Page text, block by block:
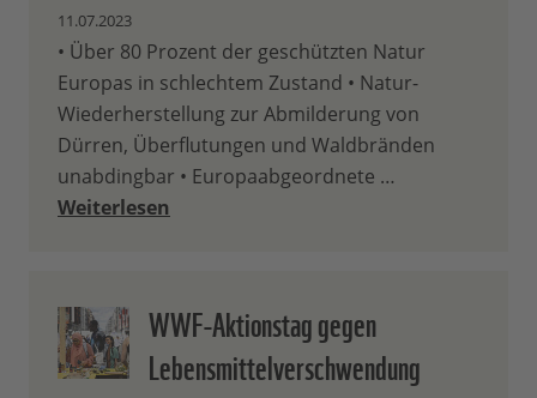
11.07.2023
• Über 80 Prozent der geschützten Natur
Europas in schlechtem Zustand • Natur-
Wiederherstellung zur Abmilderung von
Dürren, Überflutungen und Waldbränden
unabdingbar • Europaabgeordnete …
Weiterlesen
WWF-Aktionstag gegen
Lebensmittelverschwendung